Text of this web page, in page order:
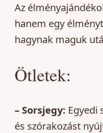
Az
hanem egy
hagynak maguk
Ötletek:
– Sorsjegy: Egyedi
és szórakozást